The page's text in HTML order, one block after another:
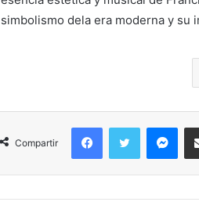
simbolismo dela era moderna y su
Compartir
FacebookTwitter